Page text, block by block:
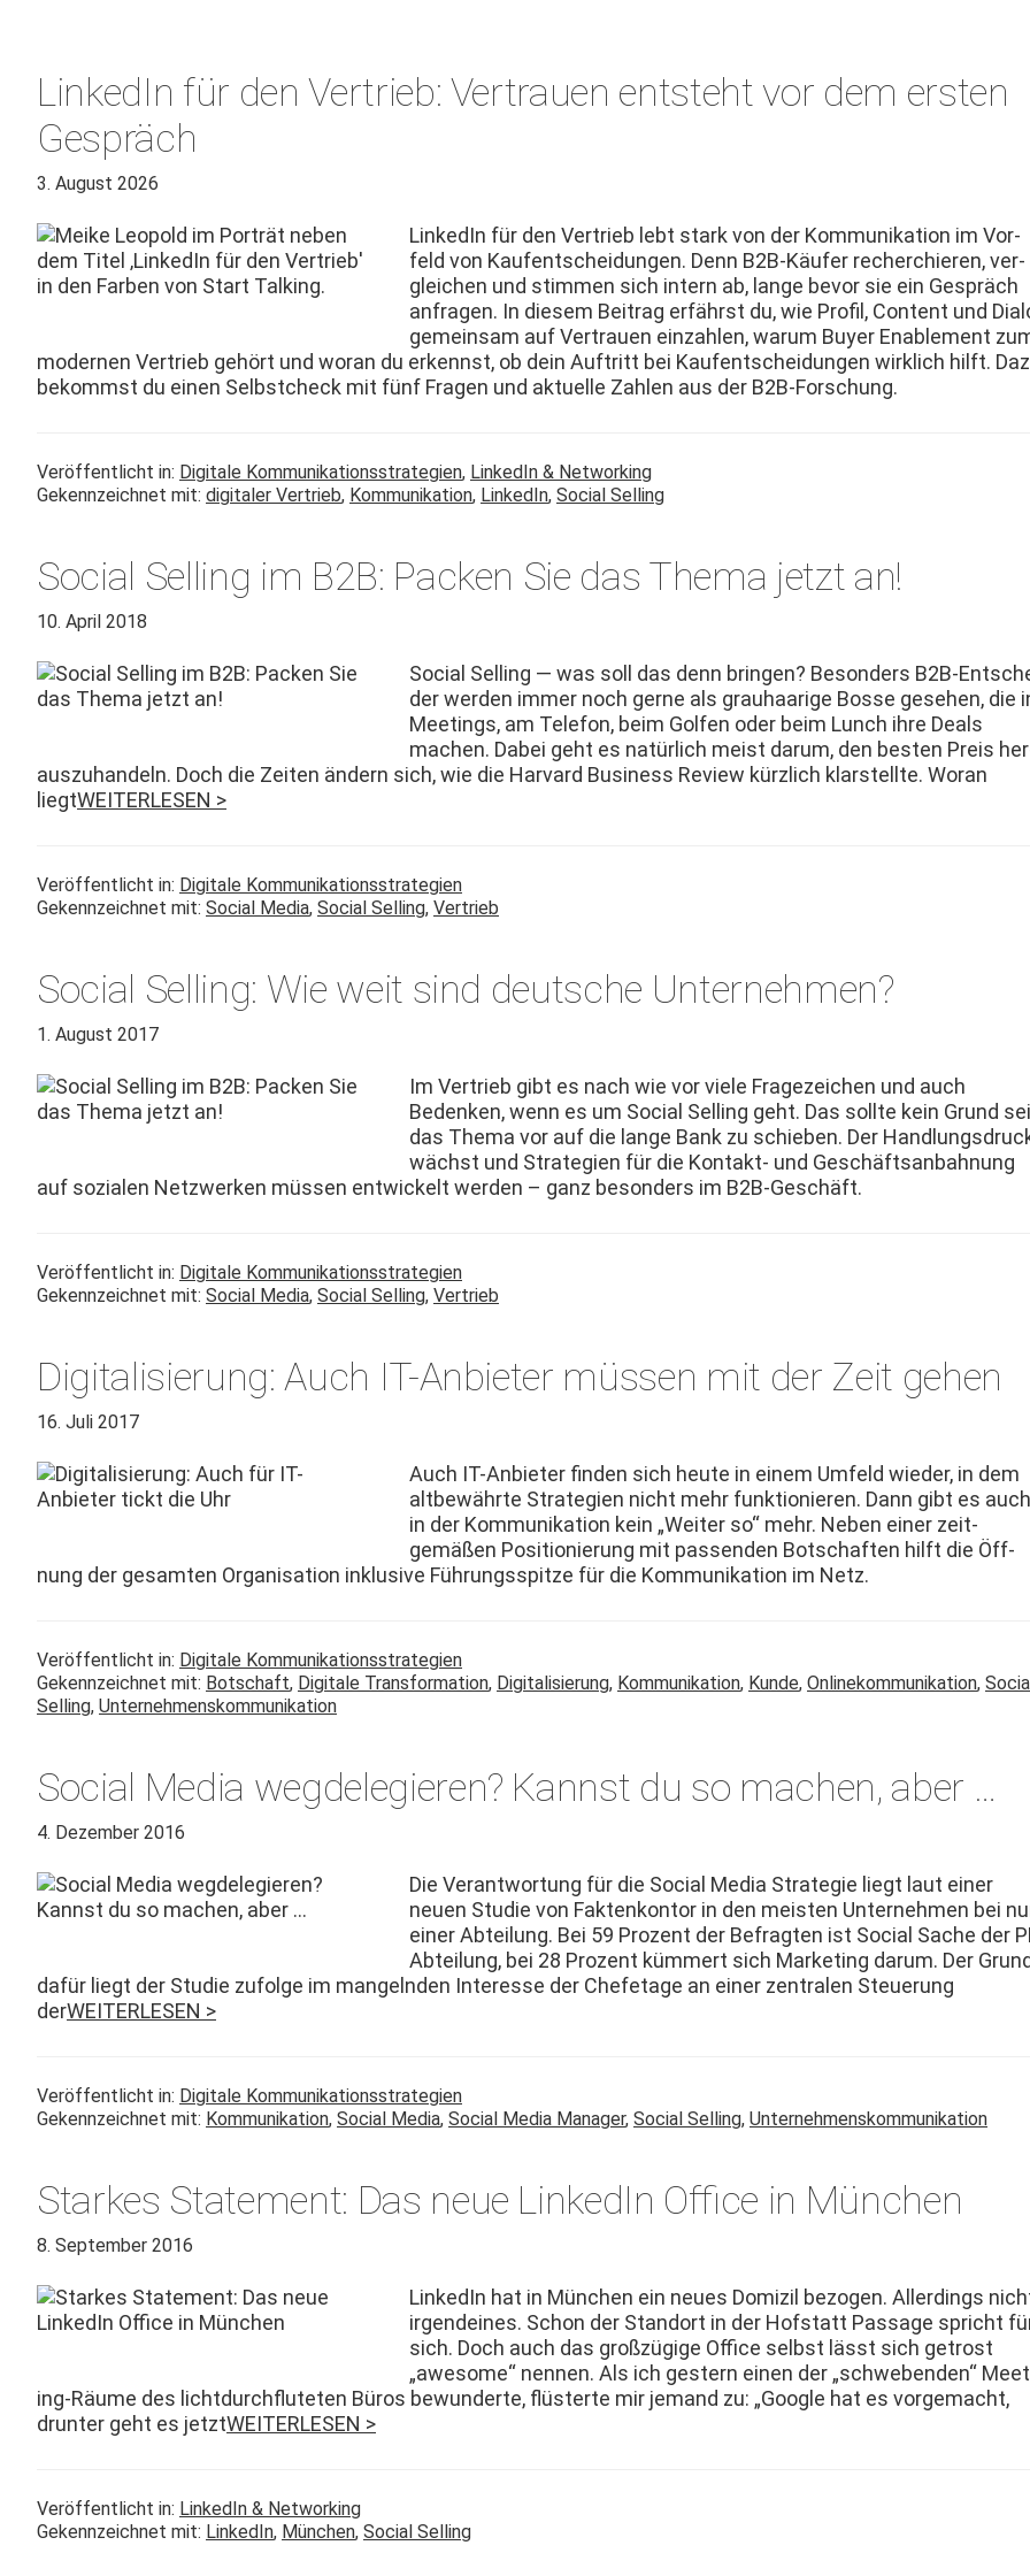
LinkedIn für den Vertrieb: Vertrauen entsteht vor dem ersten
Gespräch
3. August 2026
LinkedIn für den Ver­trieb lebt stark von der Kom­mu­nika­tion im Vor­
feld von Kaufentschei­dun­gen. Denn B2B-Käufer recher­chieren, ver­
gle­ichen und stim­men sich intern ab, lange bevor sie ein Gespräch
anfra­gen. In diesem Beitrag erfährst du, wie Pro­fil, Con­tent und
gemein­sam auf Ver­trauen ein­zahlen, warum Buy­er Enable­ment
mod­er­nen Ver­trieb gehört und woran du erkennst, ob dein Auftritt bei Kaufentschei­dun­gen wirk­lich hil­ft.
bekommst du einen Selb­stcheck mit fünf Fra­gen und aktuelle Zahlen aus der B2B-Forschung.
Veröffentlicht in: Digitale Kommunikationsstrategien, LinkedIn & Networking
Gekennzeichnet mit: digitaler Vertrieb, Kommunikation, LinkedIn, Social Selling
Social Selling im B2B: Packen Sie das Thema jetzt an!
10. April 2018
Social Sell­ing — was soll das denn brin­gen? Beson­ders B2B-
der wer­den immer noch gerne als grauhaarige Bosse gese­hen, die
Meet­ings, am Tele­fon, beim Golfen oder beim Lunch ihre Deals
machen. Dabei geht es natür­lich meist darum, den besten Preis
auszuhan­deln. Doch die Zeit­en ändern sich, wie die Har­vard Busi­ness Review kür­zlich klarstellte. Woran
liegtWEITERLESEN >
Veröffentlicht in: Digitale Kommunikationsstrategien
Gekennzeichnet mit: Social Media, Social Selling, Vertrieb
Social Selling: Wie weit sind deutsche Unternehmen?
1. August 2017
Im Ver­trieb gibt es nach wie vor viele Frageze­ichen und auch
Bedenken, wenn es um Social Sell­ing geht. Das sollte kein Grund
das The­ma vor auf die lange Bank zu schieben. Der
wächst und Strate­gien für die Kon­takt- und Geschäft­san­bah­nung
auf sozialen Net­zw­erken müssen entwick­elt wer­den – ganz beson­ders im B2B-Geschäft.
Veröffentlicht in: Digitale Kommunikationsstrategien
Gekennzeichnet mit: Social Media, Social Selling, Vertrieb
Digitalisierung: Auch IT-Anbieter müssen mit der Zeit gehen
16. Juli 2017
Auch IT-Anbi­eter find­en sich heute in einem Umfeld wieder, in dem
alt­be­währte Strate­gien nicht mehr funk­tion­ieren. Dann gibt es auch
in der Kom­mu­nika­tion kein „Weit­er so“ mehr. Neben ein­er zeit­
gemäßen Posi­tion­ierung mit passenden Botschaften hil­ft die Öff­
nung der gesamten Organ­i­sa­tion inklu­sive Führungsspitze für die Kom­mu­nika­tion im Netz.
Veröffentlicht in: Digitale Kommunikationsstrategien
Gekennzeichnet mit: Botschaft, Digitale Transformation, Digitalisierung, Kommunikation, Kunde, Onlinekommunikation,
Selling, Unternehmenskommunikation
Social Media wegdelegieren? Kannst du so machen, aber …
4. Dezember 2016
Die Ver­ant­wor­tung für die Social Media Strate­gie liegt laut ein­er
neuen Studie von Fak­tenkon­tor in den meis­ten Unternehmen bei
ein­er Abteilung. Bei 59 Prozent der Befragten ist Social Sache der
Abteilung, bei 28 Prozent küm­mert sich Mar­ket­ing darum. Der Grund
dafür liegt der Studie zufolge im man­gel­nden Inter­esse der Chefe­tage an ein­er zen­tralen Steuerung
derWEITERLESEN >
Veröffentlicht in: Digitale Kommunikationsstrategien
Gekennzeichnet mit: Kommunikation, Social Media, Social Media Manager, Social Selling, Unternehmenskommunikation
Starkes Statement: Das neue LinkedIn Office in München
8. September 2016
LinkedIn hat in München ein neues Dom­izil bezo­gen. Allerd­ings
irgen­deines. Schon der Stan­dort in der Hof­s­tatt Pas­sage spricht
sich. Doch auch das großzügige Office selb­st lässt sich get­rost
„awe­some“ nen­nen. Als ich gestern einen der „schweben­den“
ing-Räume des licht­durch­fluteten Büros bewun­derte, flüsterte mir jemand zu: „Google hat es vorgemacht,
drunter geht es jet­ztWEITERLESEN >
Veröffentlicht in: LinkedIn & Networking
Gekennzeichnet mit: LinkedIn, München, Social Selling